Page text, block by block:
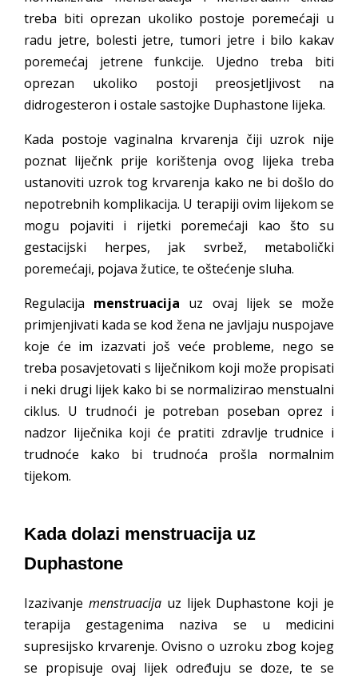
treba biti oprezan ukoliko postoje poremećaji u
radu jetre, bolesti jetre, tumori jetre i bilo kakav
poremećaj jetrene funkcije. Ujedno treba biti
oprezan ukoliko postoji preosjetljivost na
didrogesteron i ostale sastojke Duphastone lijeka.
Kada postoje vaginalna krvarenja čiji uzrok nije
poznat liječnk prije korištenja ovog lijeka treba
ustanoviti uzrok tog krvarenja kako ne bi došlo do
nepotrebnih komplikacija. U terapiji ovim lijekom se
mogu pojaviti i rijetki poremećaji kao što su
gestacijski herpes, jak svrbež, metabolički
poremećaji, pojava žutice, te oštećenje sluha.
Regulacija menstruacija uz ovaj lijek se može
primjenjivati kada se kod žena ne javljaju nuspojave
koje će im izazvati još veće probleme, nego se
treba posavjetovati s liječnikom koji može propisati
i neki drugi lijek kako bi se normalizirao menstualni
ciklus. U trudnoći je potreban poseban oprez i
nadzor liječnika koji će pratiti zdravlje trudnice i
trudnoće kako bi trudnoća prošla normalnim
tijekom.
Kada dolazi menstruacija uz
Duphastone
Izazivanje menstruacijauz lijek Duphastone koji je
terapija gestagenima naziva se u medicini
supresijsko krvarenje. Ovisno o uzroku zbog kojeg
se propisuje ovaj lijek određuju se doze, te se